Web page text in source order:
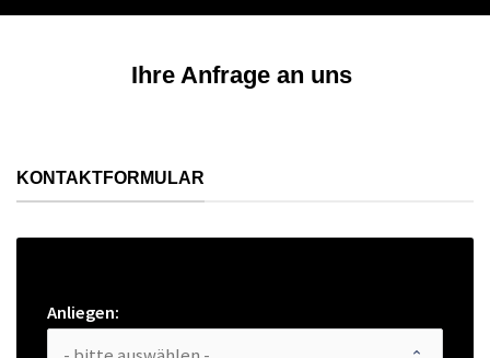
Ihre Anfrage an uns
KONTAKTFORMULAR
Anliegen: